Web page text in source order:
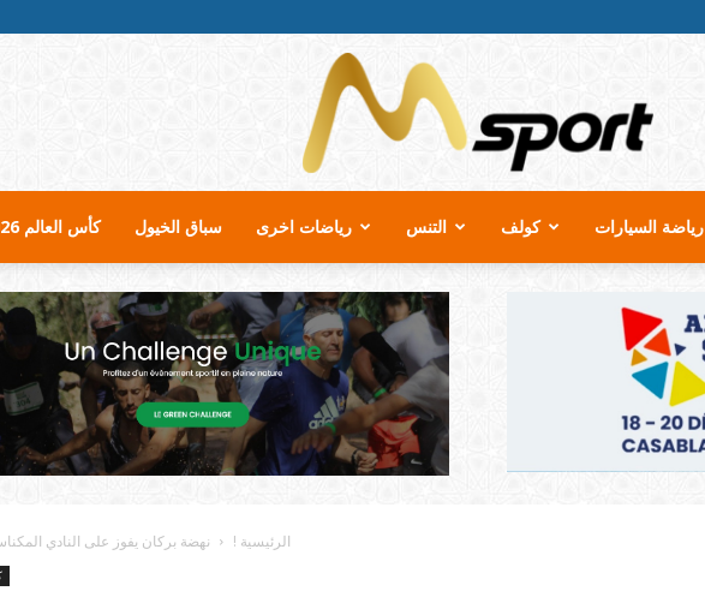
MSport.ma
كأس العالم 2026 سباق الخيول رياضات اخرى التنس كولف رياضة السيارات
الرئيسية ! نهضة بركان يفوز على النادي